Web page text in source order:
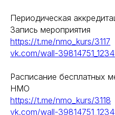
Периодическая
Запись мероприятия
https://t.me/nmo_kurs/3117
vk.com/wall-
Расписание бесплатных
НМО
https://t.me/nmo_kurs/3118
vk.com/wall-